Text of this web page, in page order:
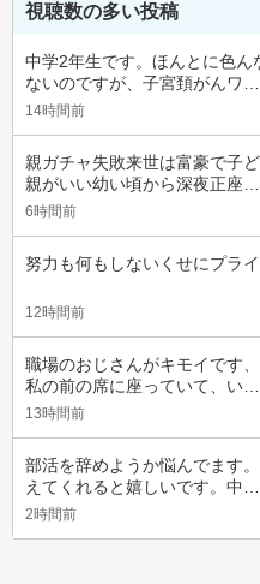
視聴数の多い投稿
中学2年生です。ほんとに色ん
ないのですが、子宮頚がんワ…
14時間前
親ガチャ失敗来世は富豪で子
親がいい幼い頃から深夜正座…
6時間前
努力も何もしないくせにプラ
12時間前
職場のおじさんがキモイです
私の前の席に座っていて、い…
13時間前
部活を辞めようか悩んでます
えてくれると嬉しいです。中…
2時間前